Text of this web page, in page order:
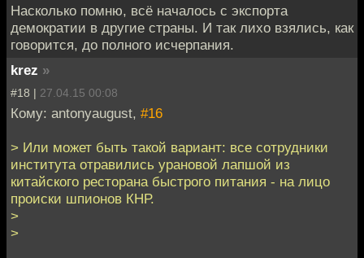
Насколько помню, всё началось с экспорта
демократии в другие страны. И так лихо взялись, как
говорится, до полного исчерпания.
krez »
#18 | 27.04.15 00:08
Кому: antonyaugust, #16
> Или может быть такой вариант: все сотрудники
института отравились урановой лапшой из
китайского ресторана быстрого питания - на лицо
происки шпионов КНР.
>
>